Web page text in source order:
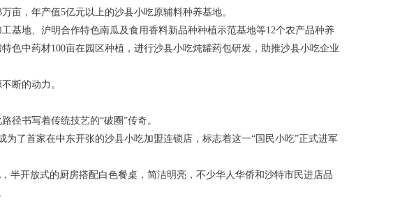
亩，年产值5亿元以上的沙县小吃原辅料种养基地。
基地、沪明合作特色南瓜及食用香料新品种种植示范基地等12个农产品种养
色中药材100亩在园区种植，进行沙县小吃炖罐药包研发，助推沙县小吃企业
断的动力。
径书写着传统技艺的“破圈”传奇。
了首家在中东开张的沙县小吃加盟连锁店，标志着这一“国民小吃”正式进军
半开放式的厨房搭配白色餐桌，简洁明亮，不少华人华侨和沙特市民进店品